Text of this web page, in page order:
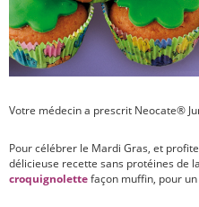
Votre médecin a prescrit Neocate®
Pour célébrer le Mardi Gras, et
délicieuse recette sans protéines de
croquignolettefaçon muffin, pour